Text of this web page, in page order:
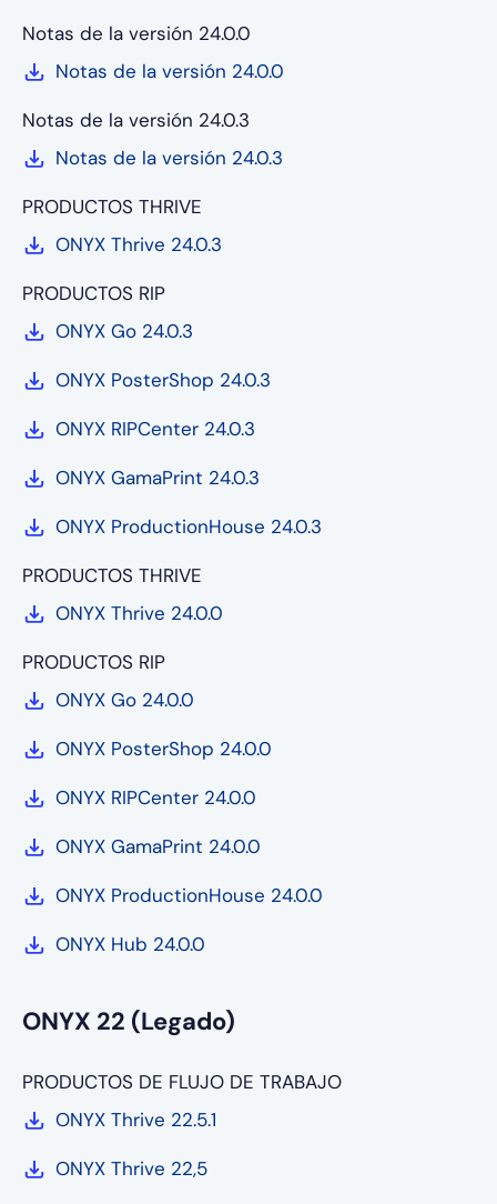
Notas de la versión 24.0.0
Notas de la versión 24.0.0
Notas de la versión 24.0.3
Notas de la versión 24.0.3
PRODUCTOS THRIVE
ONYX Thrive 24.0.3
PRODUCTOS RIP
ONYX Go 24.0.3
ONYX PosterShop 24.0.3
ONYX RIPCenter 24.0.3
ONYX GamaPrint 24.0.3
ONYX ProductionHouse 24.0.3
PRODUCTOS THRIVE
ONYX Thrive 24.0.0
PRODUCTOS RIP
ONYX Go 24.0.0
ONYX PosterShop 24.0.0
ONYX RIPCenter 24.0.0
ONYX GamaPrint 24.0.0
ONYX ProductionHouse 24.0.0
ONYX Hub 24.0.0
ONYX 22 (Legado)
PRODUCTOS DE FLUJO DE TRABAJO
ONYX Thrive 22.5.1
ONYX Thrive 22,5